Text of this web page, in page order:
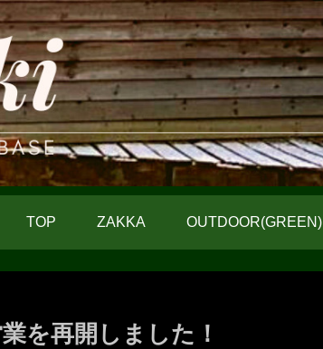
TOP ZAKKA OUTDOOR(GREEN)
を再開しました！